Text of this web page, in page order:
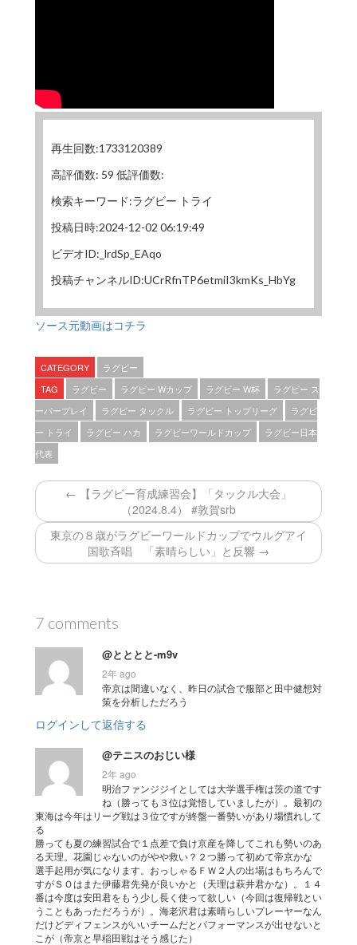
再生回数:1733120389
高評価数: 59 低評価数:
検索キーワード:ラグビー トライ
投稿日時:2024-12-02 06:19:49
ビデオID:_lrdSp_EAqo
投稿チャンネルID:UCrRfnTP6etmiI3kmKs_HbYg
ソース元動画はコチラ
CATEGORY
ラグビー
TAG
ラグビー ラグビー Wカップ ラグビー W杯
ラグビー ス
ーパープレイ
ラグビー タックル ラグビー トップリーグ
ラグビ
ー トライ
ラグビー ハカ ラグビーワールドカップ
ラグビー日本
代表
← 【ラグビー育成練習会】「タックル大会」
（2024.8.4） #敦賀srb
東京の８歳がラグビーワールドカップでウルグアイ
国歌斉唱 「素晴らしい」と反響 →
7 comments
@とととと-m9v
2年 ago
帝京は間違いなく、昨日の試合で服部と田中健想対
策を分析しただろう
ログインして返信する
@テニスのおじい様
2年 ago
明治ファンジジイとしては大学選手権は茨の道です
ね（勝っても３位は覚悟していましたが）。最初の
東海は今年はリーグ戦は３位ですが終盤一番勢いがあり場慣れして
る
勝っても夏の練習試合で１点差で負け京産を降してこれも勢いのあ
る天理。花園じゃないのがやや救い？２つ勝って初めて帝京かな
選手起用が気になります。おっしゃるＦＷ２人の出場はもちろんで
すがＳＯはまた伊藤君先発が良いかと（天理は萩井君かな）。１４
番は今度は安田君をもう少し長く使って欲しい（今回は復帰戦とい
うこともあっただろうが）。海老沢君は素晴らしいプレーヤーなん
だけどディフェンスがいいチームだとパフォーマンスが出せないと
こが（帝京と早稲田戦はそう感じた）